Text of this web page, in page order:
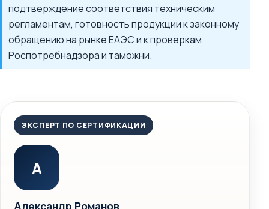
подтверждение соответствия техническим
регламентам, готовность продукции к законному
обращению на рынке ЕАЭС и к проверкам
Роспотребнадзора и таможни.
ЭКСПЕРТ ПО СЕРТИФИКАЦИИ
А
Александр Романов